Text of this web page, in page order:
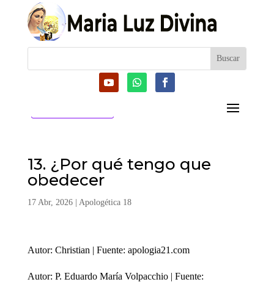
13. ¿Por qué tengo que
obedecer
17 Abr, 2026| Apologética 18
Autor: Christian | Fuente: apologia21.com
Autor: P. Eduardo María Volpacchio | Fuente: